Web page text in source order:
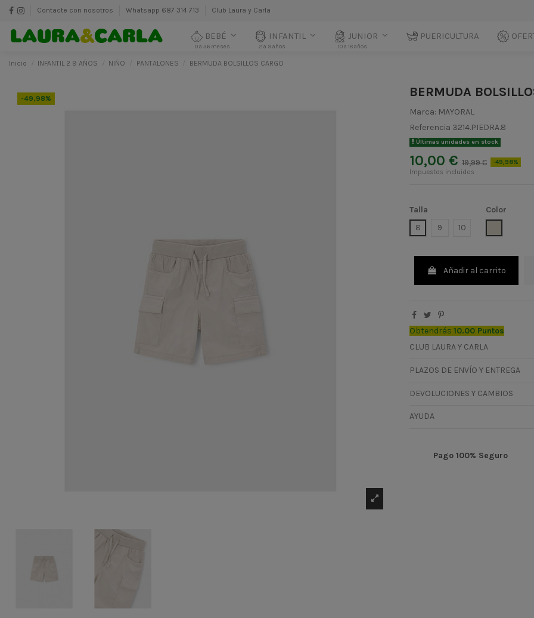
Contacte con nosotros Whatsapp 687 314 713 Club Laura y Carla
BEBÉ
0 a 36 meses
INFANTIL
2 a 9 años
JUNIOR
10 a 18 años
PUERICULTURA
Inicio INFANTIL 2 9 AÑOS NIÑO PANTALONES BERMUDA BOLSILLOS CARGO
-49,98% BERMUDA
Marca: MAYORAL
Referencia 3214.PIEDRA.8
Últimas unidades en stock
10,00 € 19,99 €
-49,98%
Impuestos incluidos
Talla
8
9 10
Color
Añadir al carrito
Obtendrás 10.00 Puntos
CLUB LAURA Y CARLA
PLAZOS DE ENVÍO Y ENTREGA
DEVOLUCIONES Y CAMBIOS
AYUDA
Pago 100% Seguro